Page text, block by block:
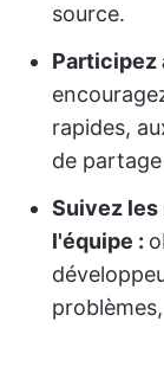
source.
Participez
rapides,
de
Suivez les
l'équipe :